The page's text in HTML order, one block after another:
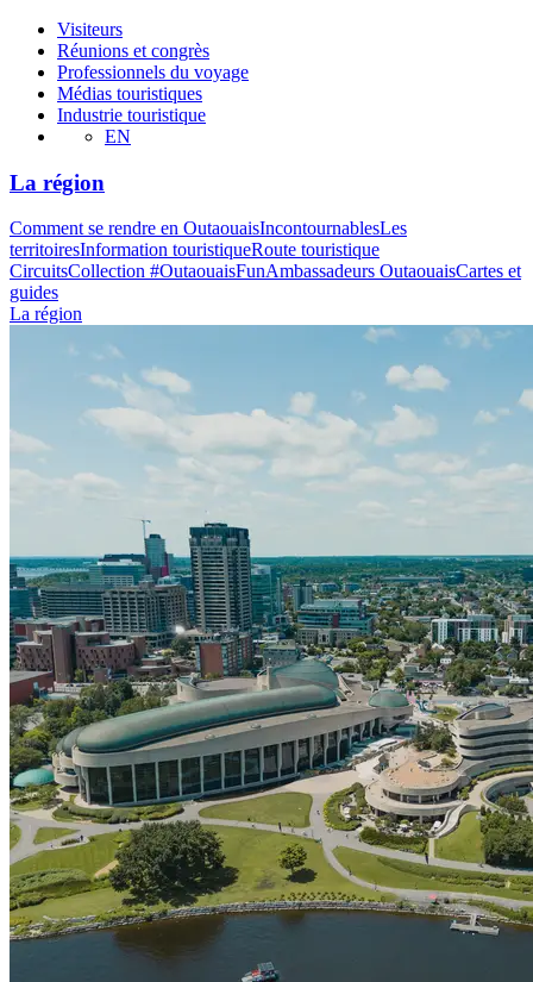
Visiteurs
Réunions et congrès
Professionnels du voyage
Médias touristiques
Industrie touristique
EN
La région
Comment se rendre en OutaouaisIncontournablesLes
territoiresInformation touristiqueRoute touristique
CircuitsCollection #OutaouaisFunAmbassadeurs OutaouaisCartes et
guides
La région